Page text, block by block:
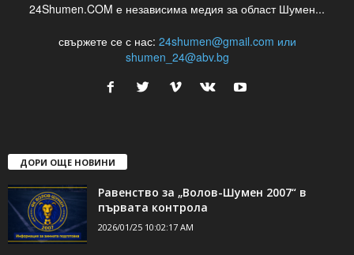
24Shumen.COM е независима медия за област Шумен...
свържете се с нас: 24shumen@gmail.com или
shumen_24@abv.bg
ДОРИ ОЩЕ НОВИНИ
Равенство за „Волов-Шумен 2007“ в
първата контрола
2026/01/25 10:02:17 AM